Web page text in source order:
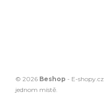
© 2026 Beshop - E-shopy.cz
jednom místě.